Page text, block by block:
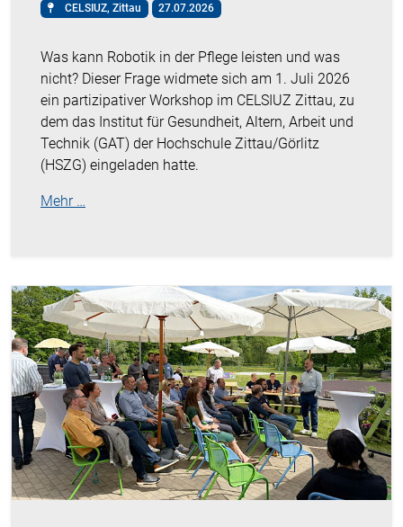
CELSIUZ, Zittau 27.07.2026
Was kann Robotik in der Pflege leisten und was
nicht? Dieser Frage widmete sich am 1. Juli 2026
ein partizipativer Workshop im CELSIUZ Zittau, zu
dem das Institut für Gesundheit, Altern, Arbeit und
Technik (GAT) der Hochschule Zittau/Görlitz
(HSZG) eingeladen hatte.
Mehr …